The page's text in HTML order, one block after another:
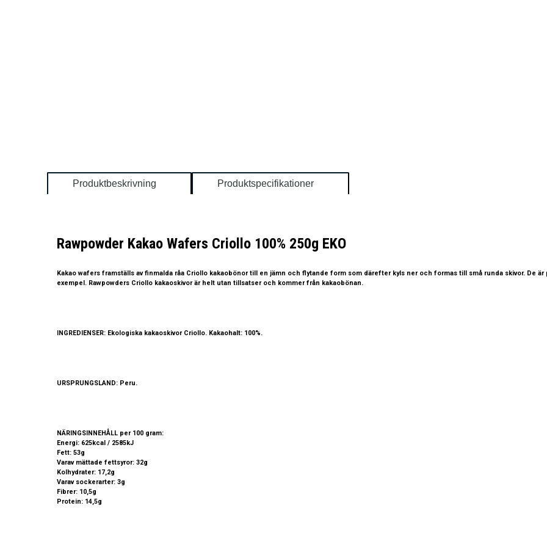
Produktbeskrivning Produktspecifikationer
Rawpowder Kakao Wafers Criollo 100% 250g EKO
Kakao wafers framställs av finmalda råa Criollo kakaobönor till en jämn och flytande form som därefter kyls ner och formas till små runda skivor. De
exempel. Rawpowders Criollo kakaoskivor är helt utan tillsatser och kommer från kakaobönan.
INGREDIENSER: Ekologiska kakaoskivor Criollo. Kakaohalt: 100%.
URSPRUNGSLAND: Peru.
NÄRINGSINNEHÅLL per 100 gram:
Energi: 625kcal / 2585kJ
Fett: 53g
Varav mättade fettsyror: 32g
Kolhydrater: 17,2g
Varav sockerarter: 3g
Fibrer: 10,5g
Protein: 14,5g